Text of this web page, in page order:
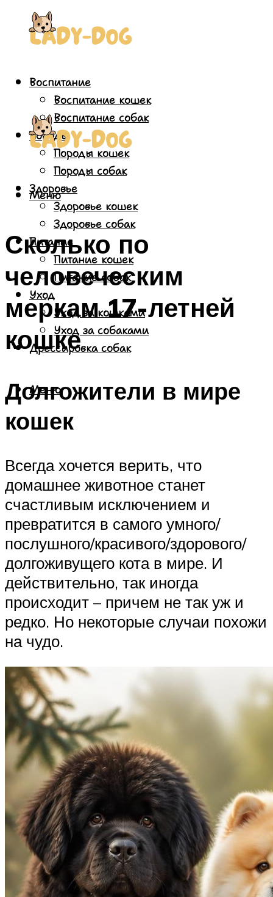
Воспитание
Воспитание кошек
Воспитание собак
Породы
Породы кошек
Породы собак
Здоровье
Здоровье кошек
Здоровье собак
Питание
Питание кошек
Питание собак
Уход
Уход за кошками
Уход за собаками
Дрессировка собак
Меню
Меню
Сколько по
человеческим
меркам 17-летней
кошке
Долгожители в мире
кошек
Всегда хочется верить, что
домашнее животное станет
счастливым исключением и
превратится в самого умного/
послушного/красивого/здорового/
долгоживущего кота в мире. И
действительно, так иногда
происходит – причем не так уж и
редко. Но некоторые случаи похожи
на чудо.